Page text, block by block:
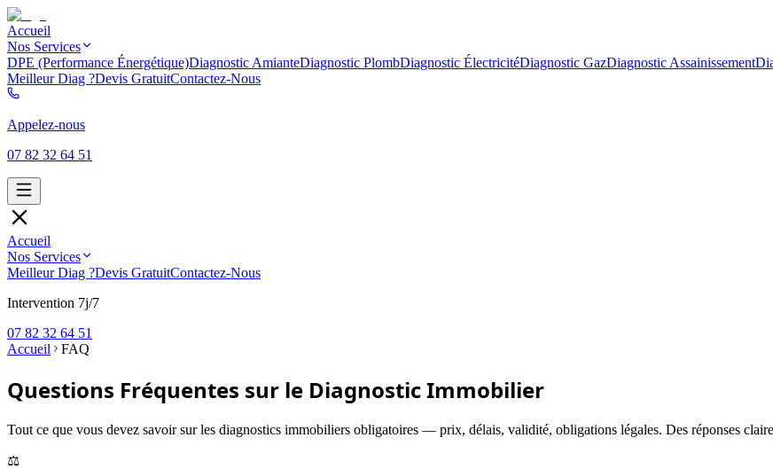
Accueil
Nos Services
DPE (Performance Énergétique)Diagnostic AmianteDiagnostic PlombDiagnostic ÉlectricitéDiagnostic GazDiagnostic Assainissement
Meilleur Diag ?Devis GratuitContactez-Nous
Appelez-nous
07 82 32 64 51
Accueil
Nos Services
Meilleur Diag ?Devis GratuitContactez-Nous
Intervention 7j/7
07 82 32 64 51
Accueil
FAQ
Questions Fréquentes sur le Diagnostic Immobilier
Tout ce que vous devez savoir sur les diagnostics immobiliers obligatoires — prix, délais, validité, obligations légales. Des réponses
⚖️